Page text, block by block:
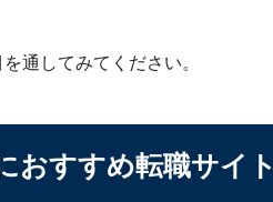
通してみてください。
おすすめ転職サイト